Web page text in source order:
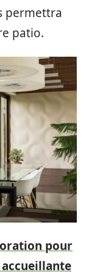
permettra
patio.
pour